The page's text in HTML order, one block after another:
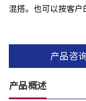
混搭。也可以按客户
产品咨
产品概述